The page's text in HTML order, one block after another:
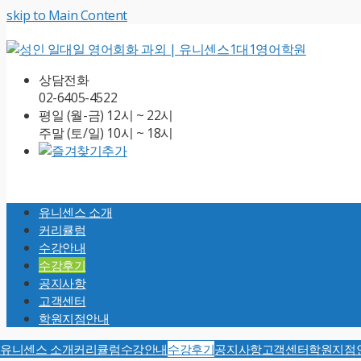
skip to Main Content
상담전화
02-6405-4522
평일 (월-금) 12시 ~ 22시
주말 (토/일) 10시 ~ 18시
Menu유니센스 소개
커리큘럼
수강안내
수강후기
공지사항
고객센터
학원지점안내
유니센스 소개커리큘럼수강안내수강후기공지사항고객센터학원지점